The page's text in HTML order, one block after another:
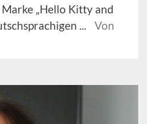
„Hello Kitty and
...
Von